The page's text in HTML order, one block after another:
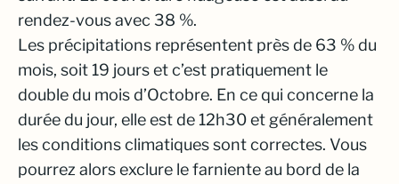
rendez-vous avec 38 %.
Les précipitations représentent près de 63 % du
mois, soit 19 jours et c’est pratiquement le
double du mois d’Octobre. En ce qui concerne la
durée du jour, elle est de 12h30 et généralement
les conditions climatiques sont correctes. Vous
pourrez alors exclure le farniente au bord de la